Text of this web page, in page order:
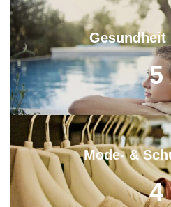
Gesundheit
5
Mode- &
4